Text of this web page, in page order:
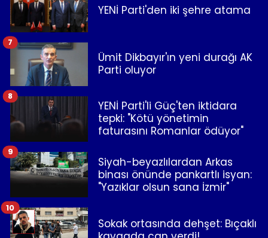
YENİ Parti'den iki şehre atama
Ümit Dikbayır'ın yeni durağı AK
Parti oluyor
7
YENİ Parti'li Güç'ten iktidara
tepki: "Kötü yönetimin
faturasını Romanlar ödüyor"
8
Siyah-beyazlılardan Arkas
binası önünde pankartlı isyan:
"Yazıklar olsun sana İzmir"
9
Sokak ortasında dehşet: Bıçaklı
10